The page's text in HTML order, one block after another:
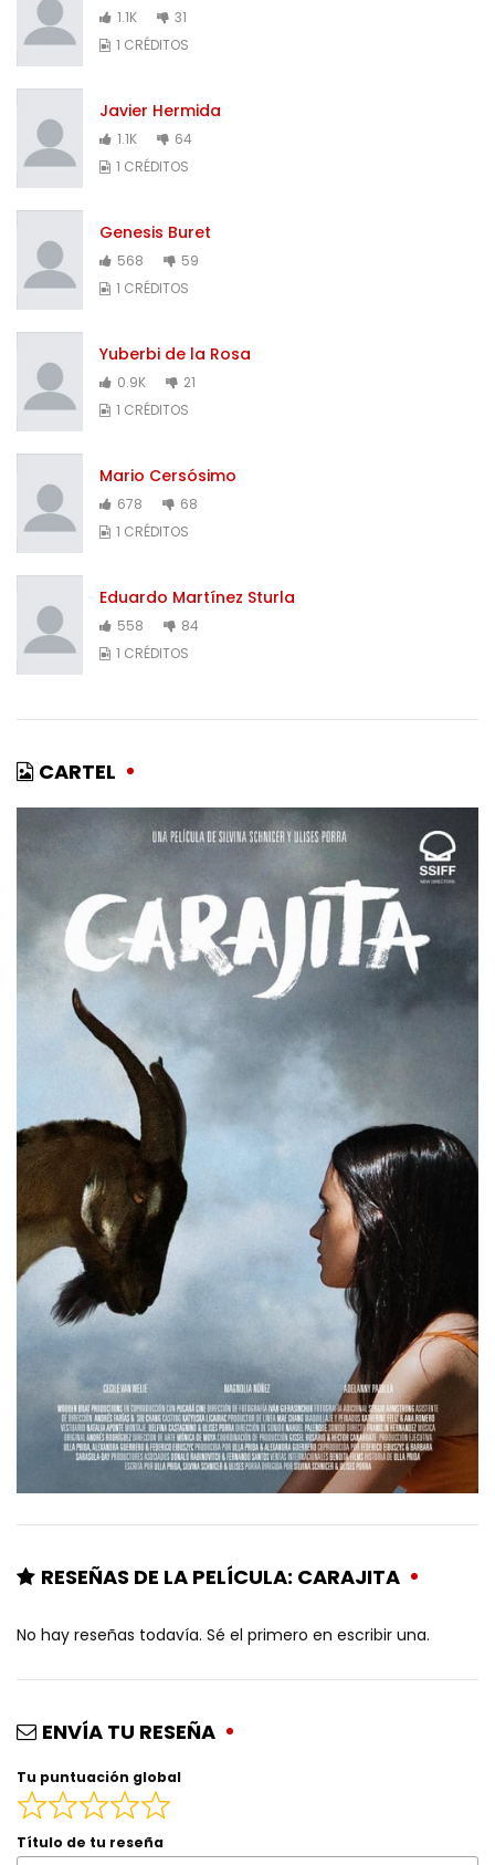
1.1K
31
1 CRÉDITOS
Javier Hermida
1.1K
64
1 CRÉDITOS
Genesis Buret
568
59
1 CRÉDITOS
Yuberbi de la Rosa
0.9K
21
1 CRÉDITOS
Mario Cersósimo
678
68
1 CRÉDITOS
Eduardo Martínez Sturla
558
84
1 CRÉDITOS
CARTEL
RESEÑAS DE LA PELÍCULA: CARAJITA
No hay reseñas todavía. Sé el primero en escribir una.
ENVÍA TU RESEÑA
Tu puntuación global
Título de tu reseña